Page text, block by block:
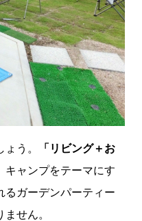
う。
「リビング＋お
キャンプをテーマにす
るガーデンパーティー
せん。